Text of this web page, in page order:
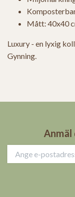
Mått: 40x40
Luxury - en lyxig
Gynning.